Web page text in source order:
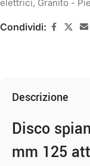
elettrici, Granito -
Condividi:
Descrizione
Disco
mm 125